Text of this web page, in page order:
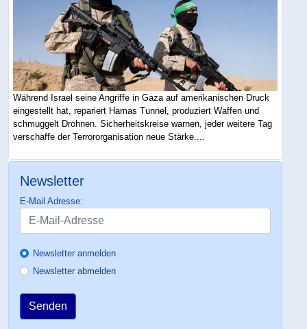
Während Israel seine Angriffe in Gaza auf amerikanischen Druck
eingestellt hat, repariert Hamas Tunnel, produziert Waffen und
schmuggelt Drohnen. Sicherheitskreise warnen, jeder weitere Tag
verschaffe der Terrororganisation neue Stärke....
Newsletter
E-Mail Adresse:
Newsletter anmelden
Newsletter abmelden
Senden